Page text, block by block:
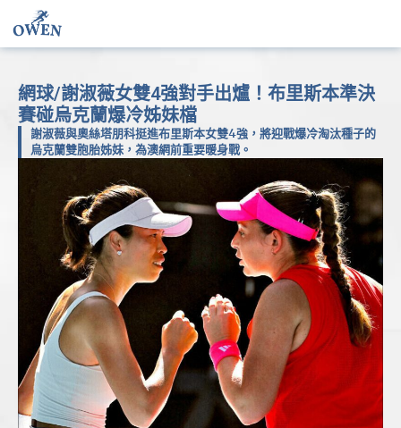
網球/謝淑薇女雙4強對手出爐！布里斯本準決
賽碰烏克蘭爆冷姊妹檔
謝淑薇與奧絲塔朋科挺進布里斯本女雙4強，將迎戰爆冷淘汰種子的
烏克蘭雙胞胎姊妹，為澳網前重要暖身戰。